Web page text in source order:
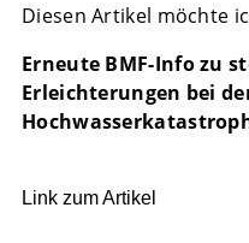
Diesen Artikel möchte
Erneute BMF-Info zu
Erleichterungen bei
Link zum Artikel